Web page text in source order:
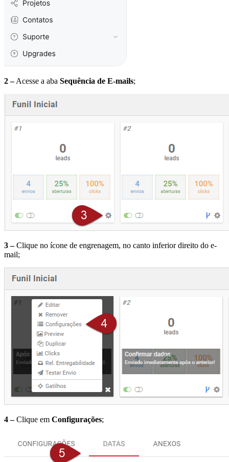
2 –Acesse a aba Sequência de E-mails;
3 –Clique no ícone de engrenagem, no canto inferior direito do e-
mail;
4 –Clique em Configurações;